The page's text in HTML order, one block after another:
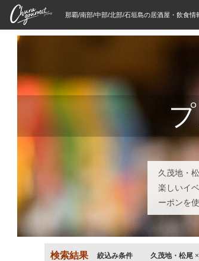
那覇/南部/中部/北部/石垣島の居酒屋・飲食情
久茂地・
楽しいイ
ーポンを
検索結果 絞込み条件 久茂地・松尾 ×